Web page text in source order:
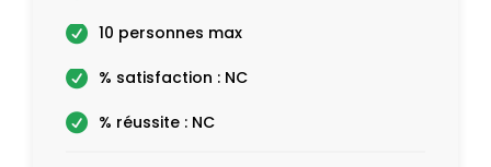
10 personnes max
% satisfaction : NC
% réussite : NC